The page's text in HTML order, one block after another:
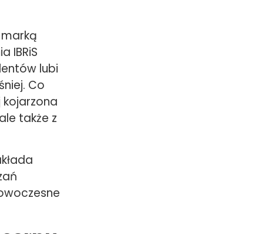
IBRiS
lubi
Co
kojarzona
także z